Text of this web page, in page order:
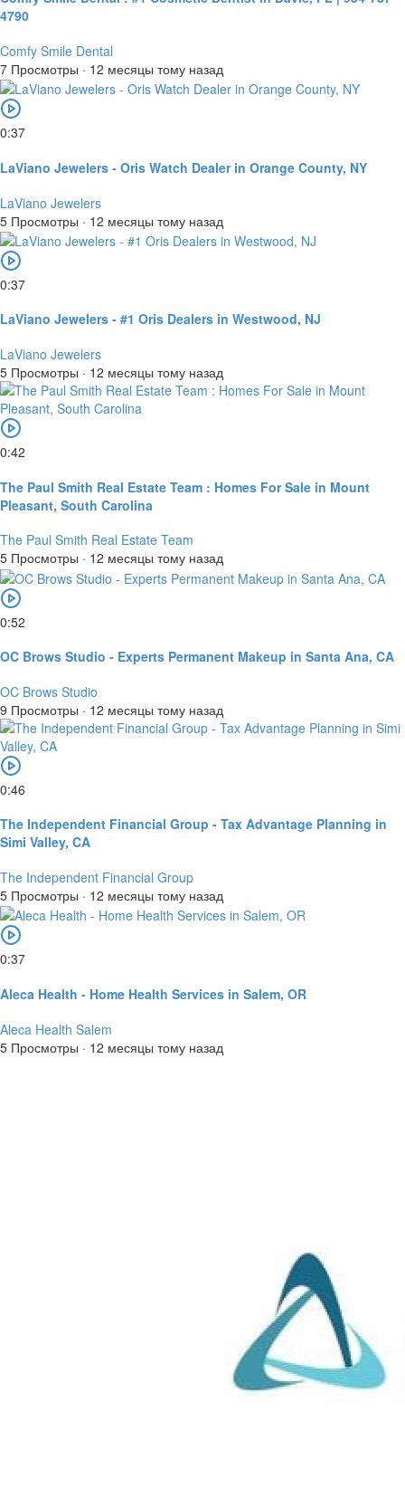
4790
Comfy Smile Dental
7 Просмотры · 12 месяцы тому назад
0:37
LaViano Jewelers - Oris Watch Dealer in Orange County, NY
LaViano Jewelers
5 Просмотры · 12 месяцы тому назад
0:37
LaViano Jewelers - #1 Oris Dealers in Westwood, NJ
LaViano Jewelers
5 Просмотры · 12 месяцы тому назад
0:42
The Paul Smith Real Estate Team : Homes For Sale in Mount
Pleasant, South Carolina
The Paul Smith Real Estate Team
5 Просмотры · 12 месяцы тому назад
0:52
OC Brows Studio - Experts Permanent Makeup in Santa Ana, CA
OC Brows Studio
9 Просмотры · 12 месяцы тому назад
0:46
The Independent Financial Group - Tax Advantage Planning in
Simi Valley, CA
The Independent Financial Group
5 Просмотры · 12 месяцы тому назад
0:37
Aleca Health - Home Health Services in Salem, OR
Aleca Health Salem
5 Просмотры · 12 месяцы тому назад